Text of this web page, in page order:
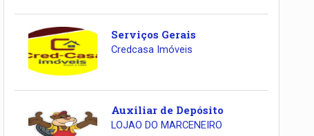
Serviços Gerais
Credcasa Imóveis
Auxiliar de Depósito
LOJAO DO MARCENEIRO